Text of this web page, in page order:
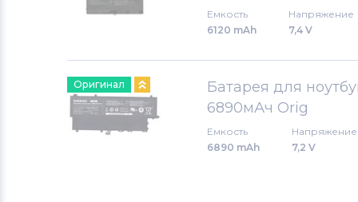
Аккумуляторы для ноутбуков
Аккумуляторы для ноутбуков
Philips
Аккумуляторы для ноутбуков
Емкость
6120 mAh
Напряжение
7,4 V
Оригинал
Батарея для
6890мАч Orig
Емкость
6890 mAh
Напряжение
7,2 V